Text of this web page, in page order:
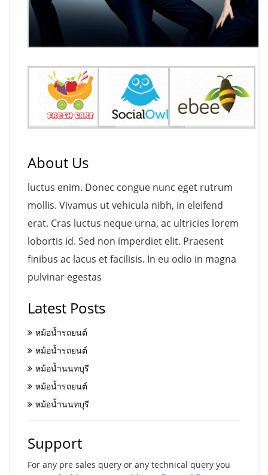
About Us
luctus enim. Donec congue nunc eget rutrum
mollis. Vivamus ut vehicula nibh, in eleifend
erat. Cras luctus neque urna, ac ultricies lorem
lobortis id. Sed non imperdiet elit. Praesent
finibus ac lacus et facilisis. In eu odio in magna
pulvinar egestas
Latest Posts
หม้อน้ำรถยนต์
หม้อน้ำรถยนต์
หม้อน้ำนนทบุรี
หม้อน้ำรถยนต์
หม้อน้ำนนทบุรี
Support
For any pre sales query or any technical query you